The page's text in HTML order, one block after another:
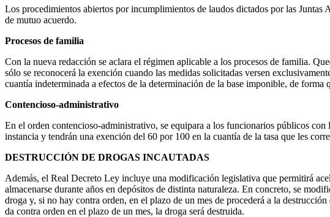
Los procedimientos abiertos por incumplimientos de laudos dictados por las
de mutuo acuerdo.
Procesos de familia
Con la nueva redacción se aclara el régimen aplicable a los procesos de familia.
sólo se reconocerá la exención cuando las medidas solicitadas versen
cuantía indeterminada a efectos de la determinación de la base imponible, de forma
Contencioso-administrativo
En el orden contencioso-administrativo, se equipara a los funcionarios públicos con
instancia y tendrán una exención del 60 por 100 en la cuantía de la tasa que les
DESTRUCCIÓN DE DROGAS INCAUTADAS
Además, el Real Decreto Ley incluye una modificación legislativa que permitirá
almacenarse durante años en depósitos de distinta naturaleza. En concreto, se
droga y, si no hay contra orden, en el plazo de un mes de procederá a la
da contra orden en el plazo de un mes, la droga será destruida.